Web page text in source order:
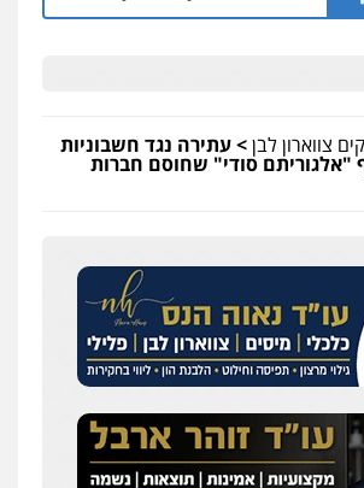
צווארון לבן>עתירה נגד חשבוניות
"אלגוריתם סודי" שחוסם חברות